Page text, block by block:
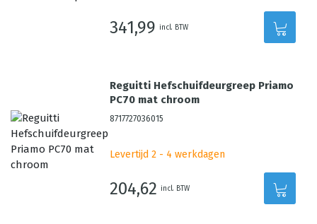
341,99 incl. BTW
Reguitti Hefschuifdeurgreep Priamo
PC70 mat chroom
8717727036015
Levertijd 2 - 4 werkdagen
204,62 incl. BTW